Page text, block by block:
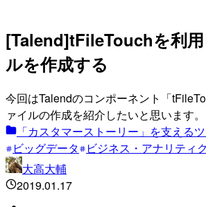
[Talend]tFileTouchを利
ルを作成する
今回はTalendのコンポーネント「
ァイルの作成を紹介したいと思います。
「カスタマーストーリー」を支える
ビッグデータ
ビジネス・アナリティ
大高大輔
2019.01.17